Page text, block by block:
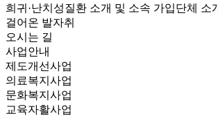
희귀·난치성질환 소개 및 소속 가입단체 소
걸어온 발자취
오시는 길
사업안내
제도개선사업
의료복지사업
문화복지사업
교육자활사업